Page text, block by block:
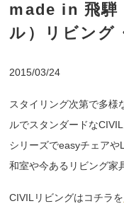
made in 飛騨
ル）リビング
2015/03/24
スタイリング次第で多様
ルでスタンダードなCIVIL
シリーズでeasyチェアや
和室や今あるリビング家
CIVILリビングはコチラを